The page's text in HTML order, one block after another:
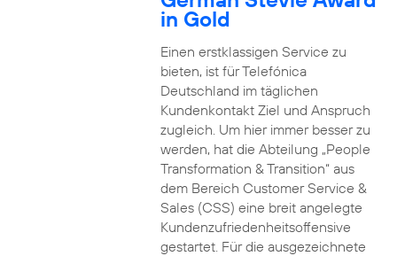
in Gold
Einen erstklassigen Service zu
bieten, ist für Telefónica
Deutschland im täglichen
Kundenkontakt Ziel und Anspruch
zugleich. Um hier immer besser zu
werden, hat die Abteilung „People
Transformation & Transition“ aus
dem Bereich Customer Service &
Sales (CSS) eine breit angelegte
Kundenzufriedenheitsoffensive
gestartet. Für die ausgezeichnete